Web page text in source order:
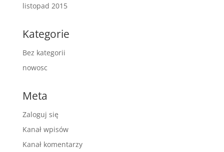
listopad 2015
Kategorie
Bez kategorii
nowosc
Meta
Zaloguj się
Kanał wpisów
Kanał komentarzy